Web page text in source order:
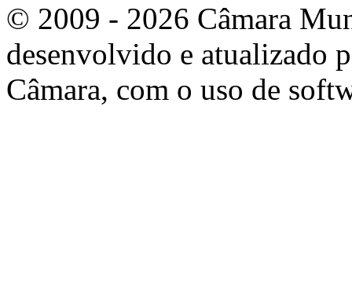
© 2009 - 2026 Câmara
desenvolvido e atualizado
Câmara, com o uso de